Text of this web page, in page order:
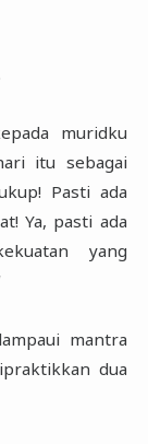
muridku
itu sebagai
Pasti ada
Ya, pasti ada
yang
mantra
dua